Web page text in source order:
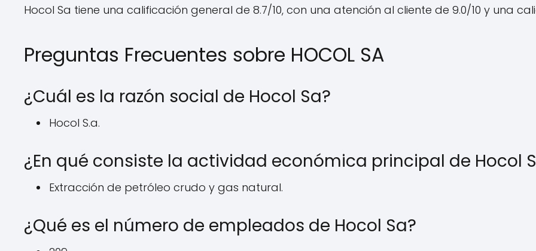
Hocol Sa tiene una calificación general de 8.7/10, con una atención al cliente de 9.0/10 y una
Preguntas Frecuentes sobre HOCOL SA
¿Cuál es la razón social de Hocol Sa?
Hocol S.a.
¿En qué consiste la actividad económica principal de Hocol
Extracción de petróleo crudo y gas natural.
¿Qué es el número de empleados de Hocol Sa?